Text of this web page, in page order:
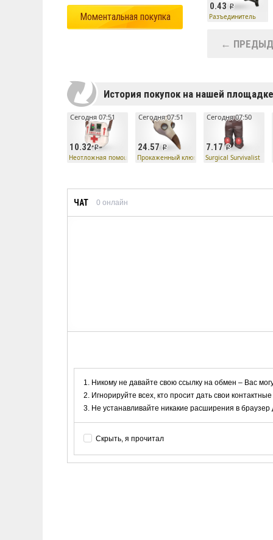
Моментальная покупка
0.43
Разъединитель
←
История покупок на нашей площадке
10.32
Сегодня 07:51
Неотложная помощь
24.57
Сегодня 07:51
Прокаженный клюв
7.17
Сегодня 07:50
Surgical Survivalist
ЧАТ 0 онлайн
Никому не давайте свою ссылку на обмен – Вас
Игнорируйте всех, кто просит дать свои
Не устанавливайте никакие расширения в
Скрыть, я прочитал